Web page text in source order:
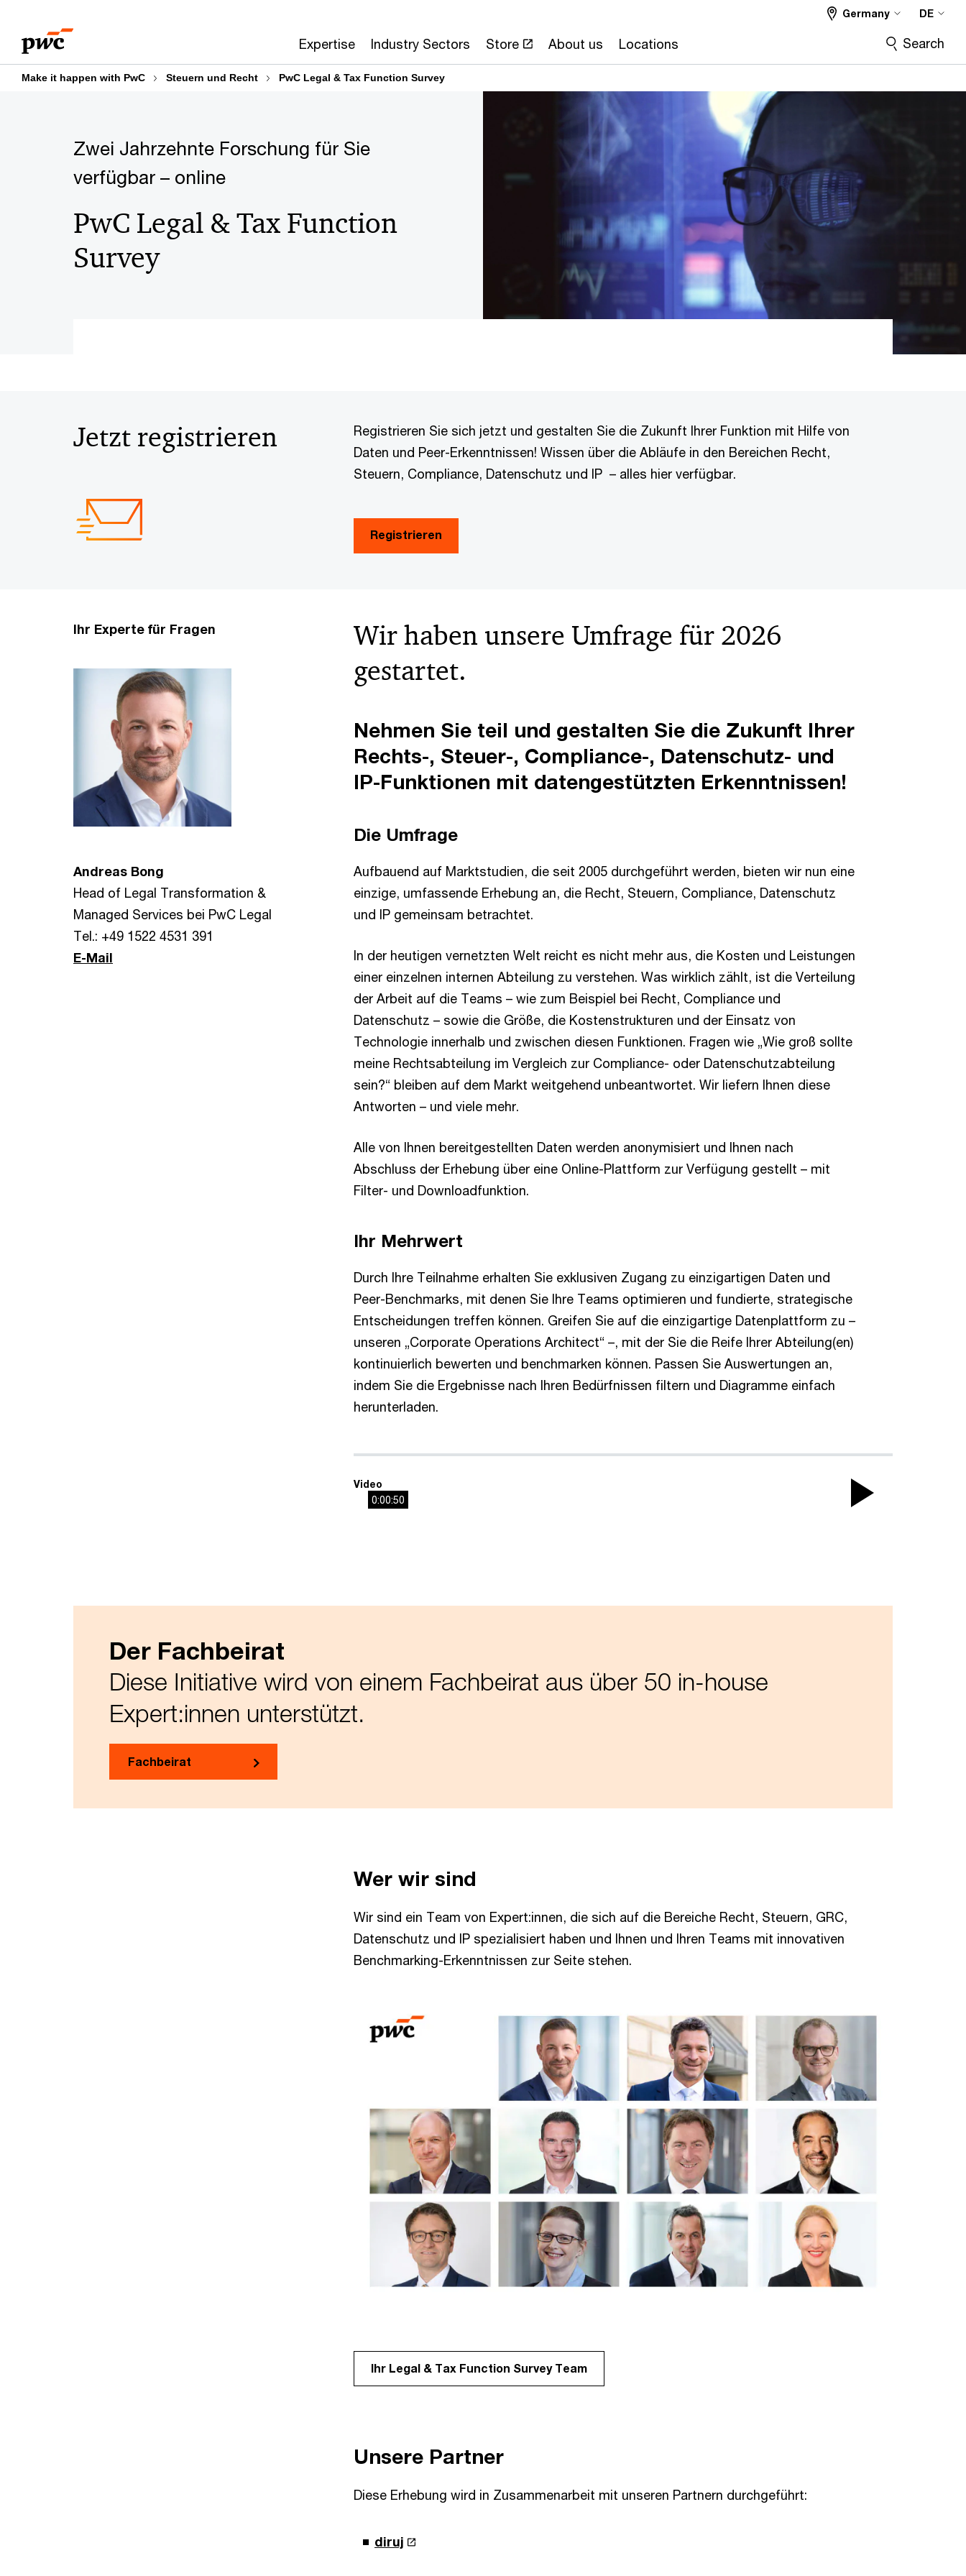
content
footer
Expertise Industry Sectors Store About us Locations
Germany DE
Search
Make it happen with PwC Steuern und Recht PwC Legal & Tax Function Survey
Zwei Jahrzehnte Forschung für Sie
verfügbar – online
PwC Legal & Tax Function
Survey
Jetzt registrieren
Registrieren Sie sich jetzt und gestalten Sie die Zukunft Ihrer Funktion mit Hilfe von
Daten und Peer-Erkenntnissen! Wissen über die Abläufe in den Bereichen Recht,
Steuern, Compliance, Datenschutz und IP – alles hier verfügbar.
Registrieren
Ihr Experte für Fragen
Andreas Bong
Head of Legal Transformation &
Managed Services bei PwC Legal
Tel.: +49 1522 4531 391
E-Mail
Wir haben unsere Umfrage für 2026
gestartet.
Nehmen Sie teil und gestalten Sie die Zukunft Ihrer
Rechts-, Steuer-, Compliance-, Datenschutz- und
IP-Funktionen mit datengestützten Erkenntnissen!
Die Umfrage
Aufbauend auf Marktstudien, die seit 2005 durchgeführt werden, bieten wir nun eine
einzige, umfassende Erhebung an, die Recht, Steuern, Compliance, Datenschutz
und IP gemeinsam betrachtet.
In der heutigen vernetzten Welt reicht es nicht mehr aus, die Kosten und Leistungen
einer einzelnen internen Abteilung zu verstehen. Was wirklich zählt, ist die Verteilung
der Arbeit auf die Teams – wie zum Beispiel bei Recht, Compliance und
Datenschutz – sowie die Größe, die Kostenstrukturen und der Einsatz von
Technologie innerhalb und zwischen diesen Funktionen. Fragen wie „Wie groß sollte
meine Rechtsabteilung im Vergleich zur Compliance- oder Datenschutzabteilung
sein?“ bleiben auf dem Markt weitgehend unbeantwortet. Wir liefern Ihnen diese
Antworten – und viele mehr.
Alle von Ihnen bereitgestellten Daten werden anonymisiert und Ihnen nach
Abschluss der Erhebung über eine Online-Plattform zur Verfügung gestellt – mit
Filter- und Downloadfunktion.
Ihr Mehrwert
Durch Ihre Teilnahme erhalten Sie exklusiven Zugang zu einzigartigen Daten und
Peer-Benchmarks, mit denen Sie Ihre Teams optimieren und fundierte, strategische
Entscheidungen treffen können. Greifen Sie auf die einzigartige Datenplattform zu –
unseren „Corporate Operations Architect“ –, mit der Sie die Reife Ihrer Abteilung(en)
kontinuierlich bewerten und benchmarken können. Passen Sie Auswertungen an,
indem Sie die Ergebnisse nach Ihren Bedürfnissen filtern und Diagramme einfach
herunterladen.
Video
Play
0:00:50
Der Fachbeirat
Diese Initiative wird von einem Fachbeirat aus über 50 in-house
Expert:innen unterstützt.
Fachbeirat
Wer wir sind
Wir sind ein Team von Expert:innen, die sich auf die Bereiche Recht, Steuern, GRC,
Datenschutz und IP spezialisiert haben und Ihnen und Ihren Teams mit innovativen
Benchmarking-Erkenntnissen zur Seite stehen.
Ihr Legal & Tax Function Survey Team
Unsere Partner
Diese Erhebung wird in Zusammenarbeit mit unseren Partnern durchgeführt:
diruj